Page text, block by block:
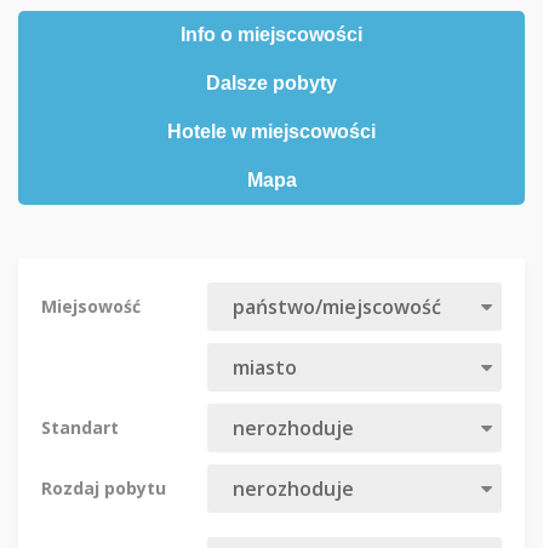
Info o miejscowości
Dalsze pobyty
Hotele w miejscowości
Mapa
Miejsowość
Standart
Rozdaj pobytu